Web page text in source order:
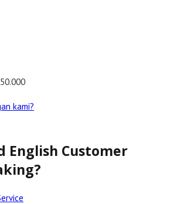
kami?
English Customer